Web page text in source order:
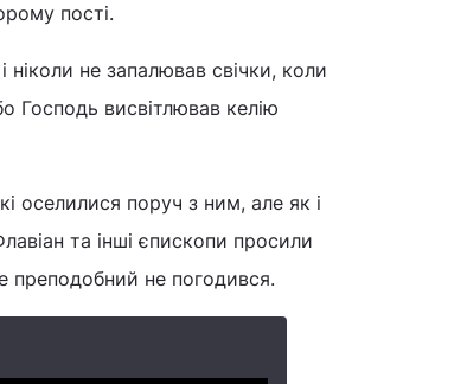
пості.
ніколи не запалював свічки, коли
Господь висвітлював келію
оселилися поруч з ним, але як і
та інші єпископи просили
преподобний не погодився.